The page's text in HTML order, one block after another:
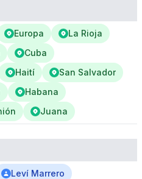
Europa
La Rioja
Cuba
Haití
San Salvador
Habana
Juana
Leví Marrero